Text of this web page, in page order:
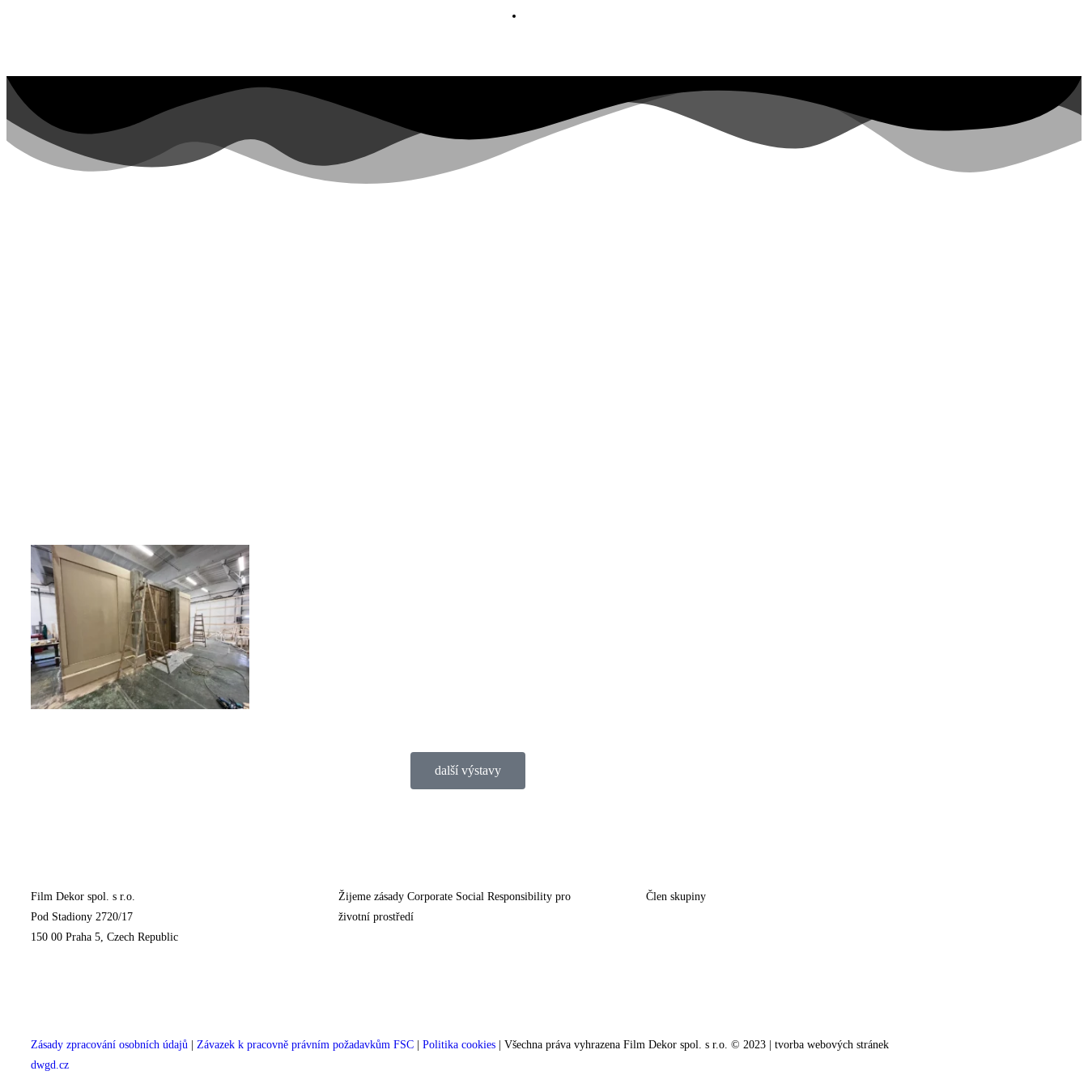
další výstavy
Film Dekor spol. s r.o.
Pod Stadiony 2720/17
150 00 Praha 5, Czech Republic
Žijeme zásady Corporate Social Responsibility pro
životní prostředí
Člen skupiny
Zásady zpracování osobních údajů | Závazek k pracovně právním požadavkům FSC | Politika cookies | Všechna práva vyhrazena Film Dekor spol. s r.o. © 2023 | tvorba webových stránek
dwgd.cz